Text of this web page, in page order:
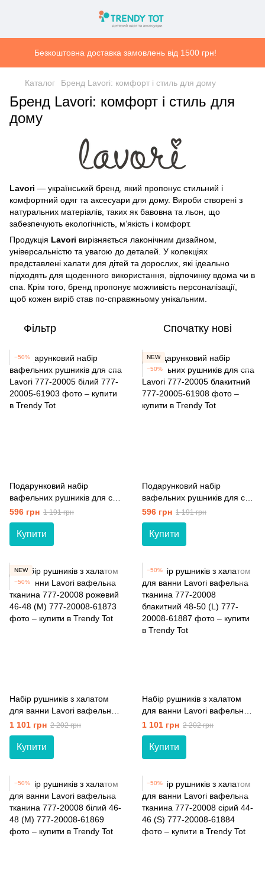
Безкоштовна доставка замовлень від 1500 грн!
Каталог Бренд Lavori: комфорт і стиль для дому
Бренд Lavori: комфорт і стиль для
дому
Lavori — український бренд, який пропонує стильний і
комфортний одяг та аксесуари для дому. Вироби створені з
натуральних матеріалів, таких як бавовна та льон, що
забезпечують екологічність, м’якість і комфорт.
Продукція Lavori вирізняється лаконічним дизайном,
універсальністю та увагою до деталей. У колекціях
представлені халати для дітей та дорослих, які ідеально
підходять для щоденного використання, відпочинку вдома чи в
спа. Крім того, бренд пропонує можливість персоналізації,
щоб кожен виріб став по-справжньому унікальним.
Фільтр Спочатку нові
−50%
Подарунковий набір
вафельних рушників для спа
Lavori 777-20005 білий
596 грн 1 191 грн
Купити
NEW
−50%
Подарунковий набір
вафельних рушників для спа
Lavori 777-20005 блакитний
596 грн 1 191 грн
Купити
NEW
−50%
Набір рушників з халатом
для ванни Lavori вафельна
тканина 777-20008 рожевий
46-48 (M)
1 101 грн 2 202 грн
Купити
−50%
Набір рушників з халатом
для ванни Lavori вафельна
тканина 777-20008
блакитний 48-50 (L)
1 101 грн 2 202 грн
Купити
−50% −50%